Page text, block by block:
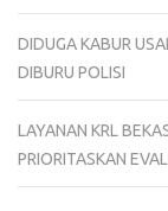
DIDUGA KABUR
DIBURU POLISI
LAYANAN KRL
PRIORITASKAN